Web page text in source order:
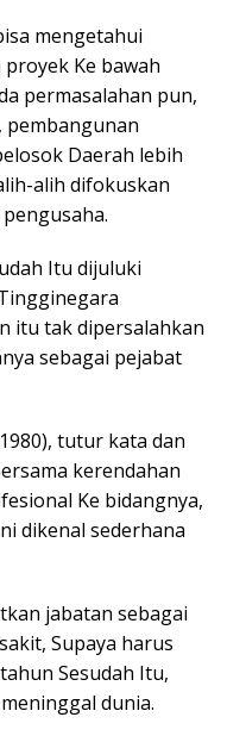
mengetahui
Ke bawah
permasalahan pun,
pembangunan
Daerah lebih
alih difokuskan
Itu dijuluki
itu tak dipersalahkan
sebagai pejabat
tutur kata dan
kerendahan
Ke bidangnya,
dikenal sederhana
jabatan sebagai
Supaya harus
Sesudah Itu,
dunia.